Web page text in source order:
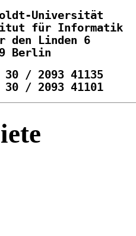
Universität
für Informatik
den Linden 6
Berlin
30 / 2093 41135
/ 2093 41101